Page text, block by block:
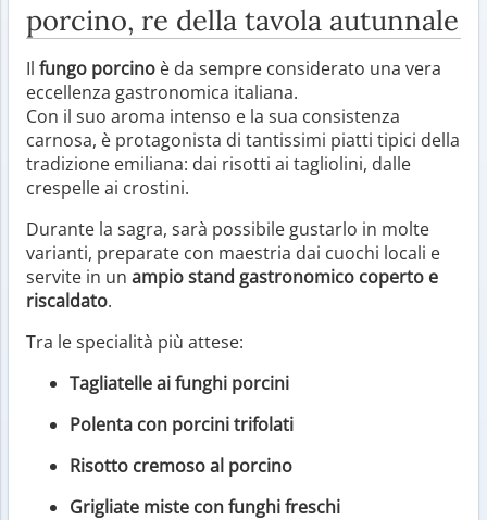
porcino, re della tavola autunnale
Il fungo porcino è da sempre considerato una vera
eccellenza gastronomica italiana.
Con il suo aroma intenso e la sua consistenza
carnosa, è protagonista di tantissimi piatti tipici della
tradizione emiliana: dai risotti ai tagliolini, dalle
crespelle ai crostini.
Durante la sagra, sarà possibile gustarlo in molte
varianti, preparate con maestria dai cuochi locali e
servite in un ampio stand gastronomico coperto e
riscaldato.
Tra le specialità più attese:
Tagliatelle ai funghi porcini
Polenta con porcini trifolati
Risotto cremoso al porcino
Grigliate miste con funghi freschi